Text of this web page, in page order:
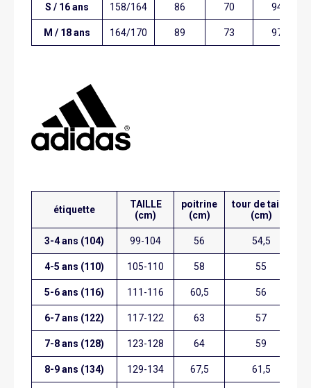
S / 16 ans 158/164 86 70 94
M / 18 ans 164/170 89 73 97
étiquette
TAILLE
(cm)
poitrine
(cm)
tour de taille
(cm)
3-4 ans (104) 99-104 56 54,5
4-5 ans (110) 105-110 58 55
5-6 ans (116) 111-116 60,5 56
6-7 ans (122) 117-122 63 57
7-8 ans (128) 123-128 64 59
8-9 ans (134) 129-134 67,5 61,5